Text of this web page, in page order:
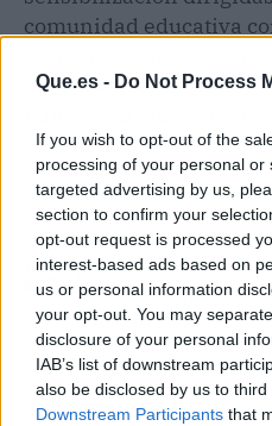
Que.es - Do Not Process
If you wish to opt-out of the
processing of your personal
targeted advertising by us,
section to confirm your
opt-out request is processed
interest-based ads based on
us or personal information
your opt-out. You may
disclosure of your personal
IAB’s list of downstream
also be disclosed by us to
Downstream Participants that
comunidad educativa
Conversación
disponible en su web y
prevención basada en
concienciación.
Artículo anterior
Este es el producto
estrella de Lidl para
presumir una manicura
resistente y un cabello
fuerte por 4 euros